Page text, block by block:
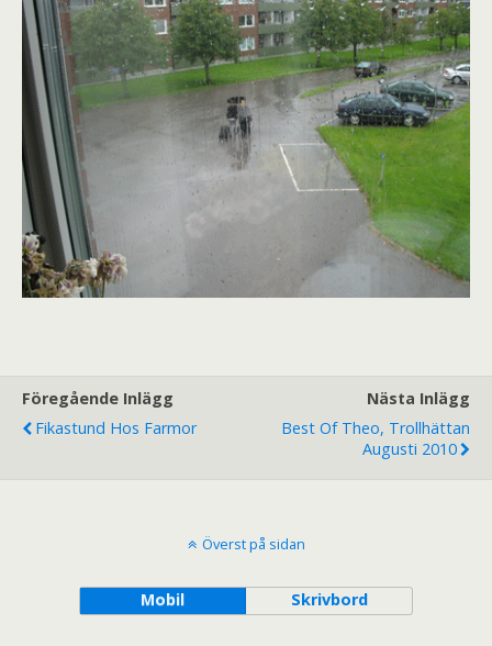
Föregående Inlägg
Fikastund Hos Farmor
Nästa Inlägg
Best Of Theo, Trollhättan
Augusti 2010
Överst på sidan
Mobil Skrivbord